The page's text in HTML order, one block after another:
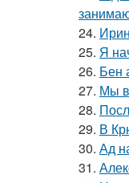
24.
25. Я
26. Бен
27. Мы
28.
29. В
30. Ад
31.